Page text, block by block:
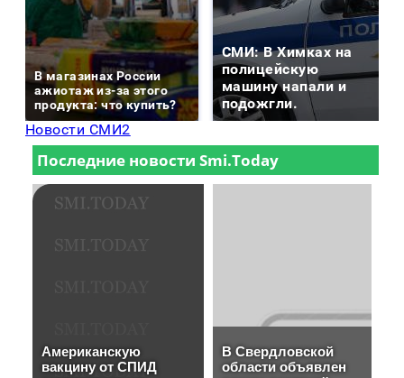
В магазинах России
ажиотаж из-за этого
продукта: что купить?
СМИ: В Химках на
полицейскую
машину напали и
подожгли.
Новости СМИ2